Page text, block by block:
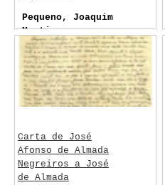
Pequeno, Joaquim
Martins
Carta de José
Afonso de Almada
Negreiros a José
de Almada